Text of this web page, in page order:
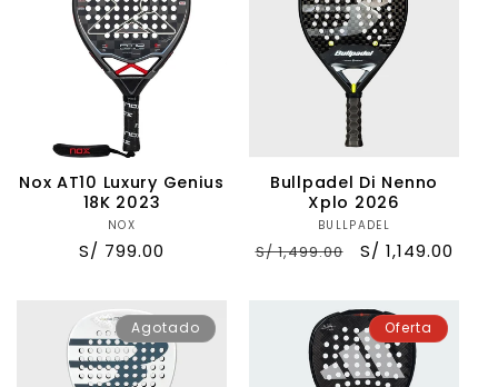
n
:
Nox AT10 Luxury Genius
18K 2023
Proveedor:
NOX
Precio
S/ 799.00
Bullpadel Di Nenno
Xplo 2026
Proveedor:
BULLPADEL
Precio
S/ 1,499.00
Precio
S/ 1,149.00
Agotado Oferta